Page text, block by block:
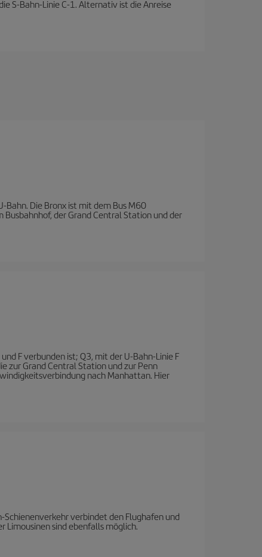
S-Bahn-Linie C-1. Alternativ ist die Anreise
Bahn. Die Bronx ist mit dem Bus M60
Busbahnhof, der Grand Central Station und der
F verbunden ist; Q3, mit der U-Bahn-Linie F
zur Grand Central Station und zur Penn
nach Manhattan. Hier
Schienenverkehr verbindet den Flughafen und
Limousinen sind ebenfalls möglich.